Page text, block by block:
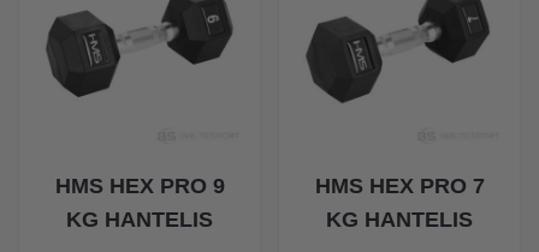
HMS HEX PRO 9
KG HANTELIS
HMS HEX PRO 7
KG HANTELIS